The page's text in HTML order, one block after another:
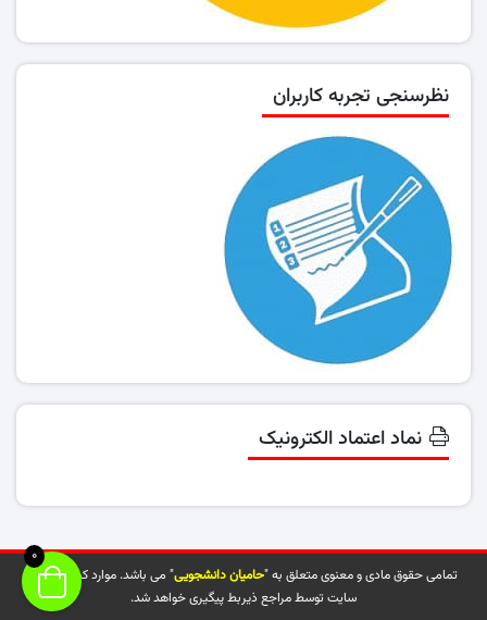
نظرسنجی تجربه کاربران
نماد اعتماد الکترونیک
تمامی حقوق مادی و معنوی متعلق به "حامیان دانشجویی" می باشد. موارد کپی شده از
سایت توسط مراجع ذیربط پیگیری خواهد شد.
0